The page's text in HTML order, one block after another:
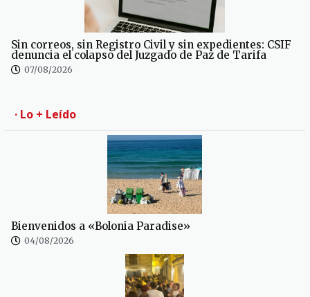
Sin correos, sin Registro Civil y sin expedientes: CSIF
denuncia el colapso del Juzgado de Paz de Tarifa
07/08/2026
· Lo + Leído
Bienvenidos a «Bolonia Paradise»
04/08/2026